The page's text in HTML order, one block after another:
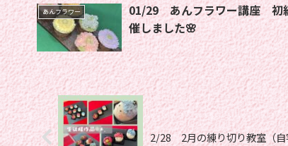
あんフラワー
01/29 あんフラワー講座 初
催しました🌸
2/28 2月の練り切り教室（